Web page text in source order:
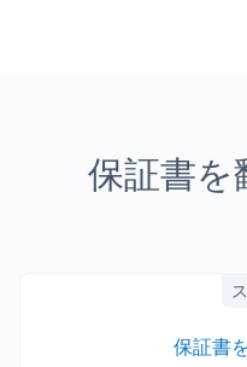
保証書を
保証書